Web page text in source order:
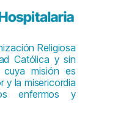
Religiosa
Católica y sin
misión es
y la misericordia
enfermos y